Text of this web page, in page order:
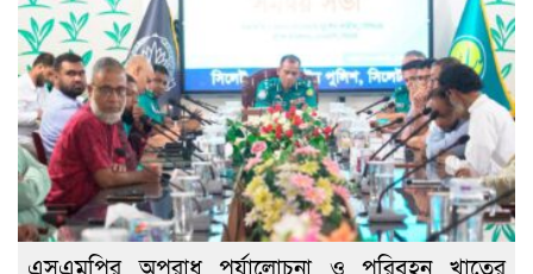
এসএমপির অপরাধ পর্যালোচনা ও পরিবহন খাতের